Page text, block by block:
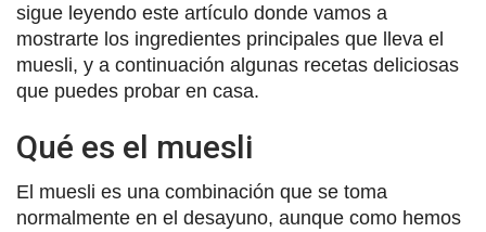
sigue leyendo este artículo donde vamos a
mostrarte los ingredientes principales que lleva el
muesli, y a continuación algunas recetas deliciosas
que puedes probar en casa.
Qué es el muesli
El muesli es una combinación que se toma
normalmente en el desayuno, aunque como hemos